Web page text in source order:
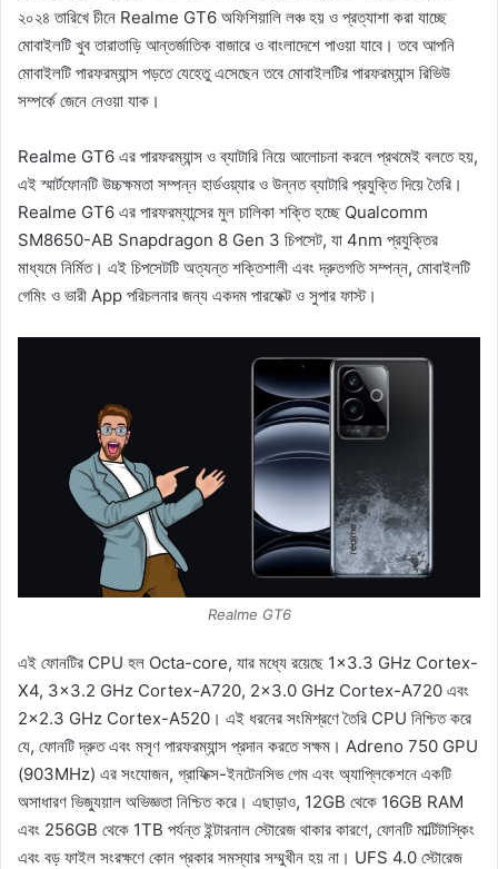
২০২৪ তারিখে চীনে Realme GT6 অফিশিয়ালি লঞ্চ হয় ও প্রত্যাশা করা যাচ্ছে
মোবাইলটি খুব তারাতাড়ি আন্তর্জাতিক বাজারে ও বাংলাদেশে পাওয়া যাবে। তবে আপনি
মোবাইলটি পারফরম্যান্স পড়তে যেহেতু এসেছেন তবে মোবাইলটির পারফরম্যান্স রিভিউ
সম্পর্কে জেনে নেওয়া যাক।
Realme GT6 এর পারফরম্যান্স ও ব্যাটারি নিয়ে আলোচনা করলে প্রথমেই বলতে হয়,
এই স্মার্টফোনটি উচ্চক্ষমতা সম্পন্ন হার্ডওয়্যার ও উন্নত ব্যাটারি প্রযুক্তি দিয়ে তৈরি।
Realme GT6 এর পারফরম্যান্সের মুল চালিকা শক্তি হচ্ছে Qualcomm
SM8650-AB Snapdragon 8 Gen 3 চিপসেট, যা 4nm প্রযুক্তির
মাধ্যমে নির্মিত। এই চিপসেটটি অত্যন্ত শক্তিশালী এবং দ্রুতগতি সম্পন্ন, মোবাইলটি
গেমিং ও ভারী App পরিচলনার জন্য একদম পারফেক্ট ও সুপার ফাস্ট।
Realme GT6
এই ফোনটির CPU হল Octa-core, যার মধ্যে রয়েছে 1×3.3 GHz Cortex-
X4, 3×3.2 GHz Cortex-A720, 2×3.0 GHz Cortex-A720 এবং
2×2.3 GHz Cortex-A520। এই ধরনের সংমিশ্রণে তৈরি CPU নিশ্চিত করে
যে, ফোনটি দ্রুত এবং মসৃণ পারফরম্যান্স প্রদান করতে সক্ষম। Adreno 750 GPU
(903MHz) এর সংযোজন, গ্রাফিক্স-ইনটেনসিভ গেম এবং অ্যাপ্লিকেশনে একটি
অসাধারণ ভিজ্যুয়াল অভিজ্ঞতা নিশ্চিত করে। এছাড়াও, 12GB থেকে 16GB RAM
এবং 256GB থেকে 1TB পর্যন্ত ইন্টারনাল স্টোরেজ থাকার কারণে, ফোনটি মাল্টিটাস্কিং
এবং বড় ফাইল সংরক্ষণে কোন প্রকার সমস্যার সম্মুখীন হয় না। UFS 4.0 স্টোরেজ